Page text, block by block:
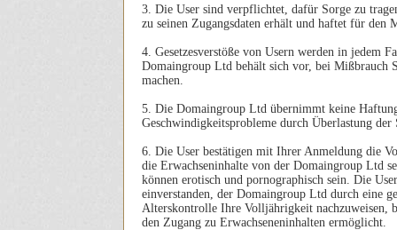
3. Die User sind verpflichtet, dafür Sorge zu
zu seinen Zugangsdaten erhält und haftet für den
4. Gesetzesverstöße von Usern werden in jedem
Domaingroup Ltd behält sich vor, bei Mißbrauch
machen.
5. Die Domaingroup Ltd übernimmt keine
Geschwindigkeitsprobleme durch Überlastung der
6. Die User bestätigen mit Ihrer Anmeldung die
die Erwachseninhalte von der Domaingroup Ltd
können erotisch und pornographisch sein. Die
einverstanden, der Domaingroup Ltd durch eine
Alterskontrolle Ihre Volljährigkeit nachzuweisen,
den Zugang zu Erwachseneninhalten ermöglicht.